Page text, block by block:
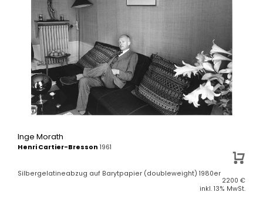
Inge Morath
Henri Cartier-Bresson 1961
Silbergelatineabzug auf Barytpapier (doubleweight) 1980er
2200 €
inkl. 13% MwSt.